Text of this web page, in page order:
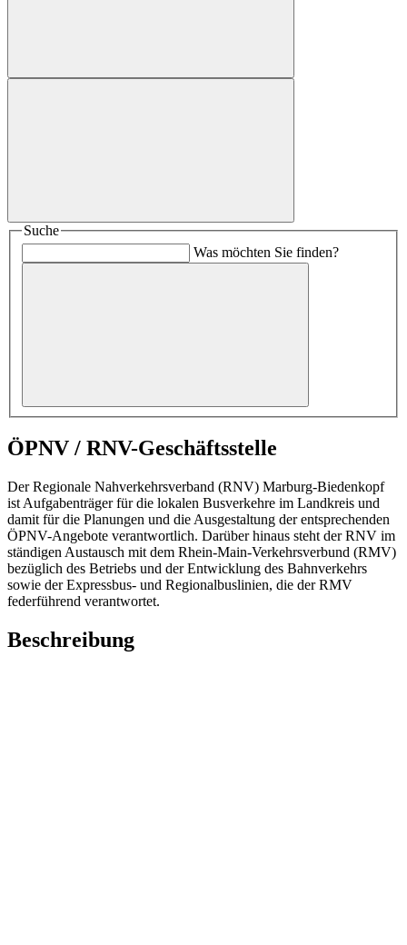
Suche
Was möchten Sie finden?
ÖPNV / RNV-Geschäftsstelle
Der Regionale Nahverkehrsverband (RNV) Marburg-Biedenkopf
ist Aufgabenträger für die lokalen Busverkehre im Landkreis und
damit für die Planungen und die Ausgestaltung der entsprechenden
ÖPNV-Angebote verantwortlich. Darüber hinaus steht der RNV im
ständigen Austausch mit dem Rhein-Main-Verkehrsverbund (RMV)
bezüglich des Betriebs und der Entwicklung des Bahnverkehrs
sowie der Expressbus- und Regionalbuslinien, die der RMV
federführend verantwortet.
Beschreibung